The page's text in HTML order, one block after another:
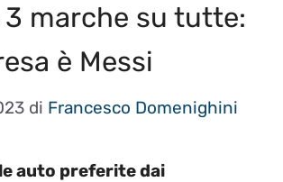
3 marche su tutte:
è Messi
di Francesco Domenighini
auto preferite dai